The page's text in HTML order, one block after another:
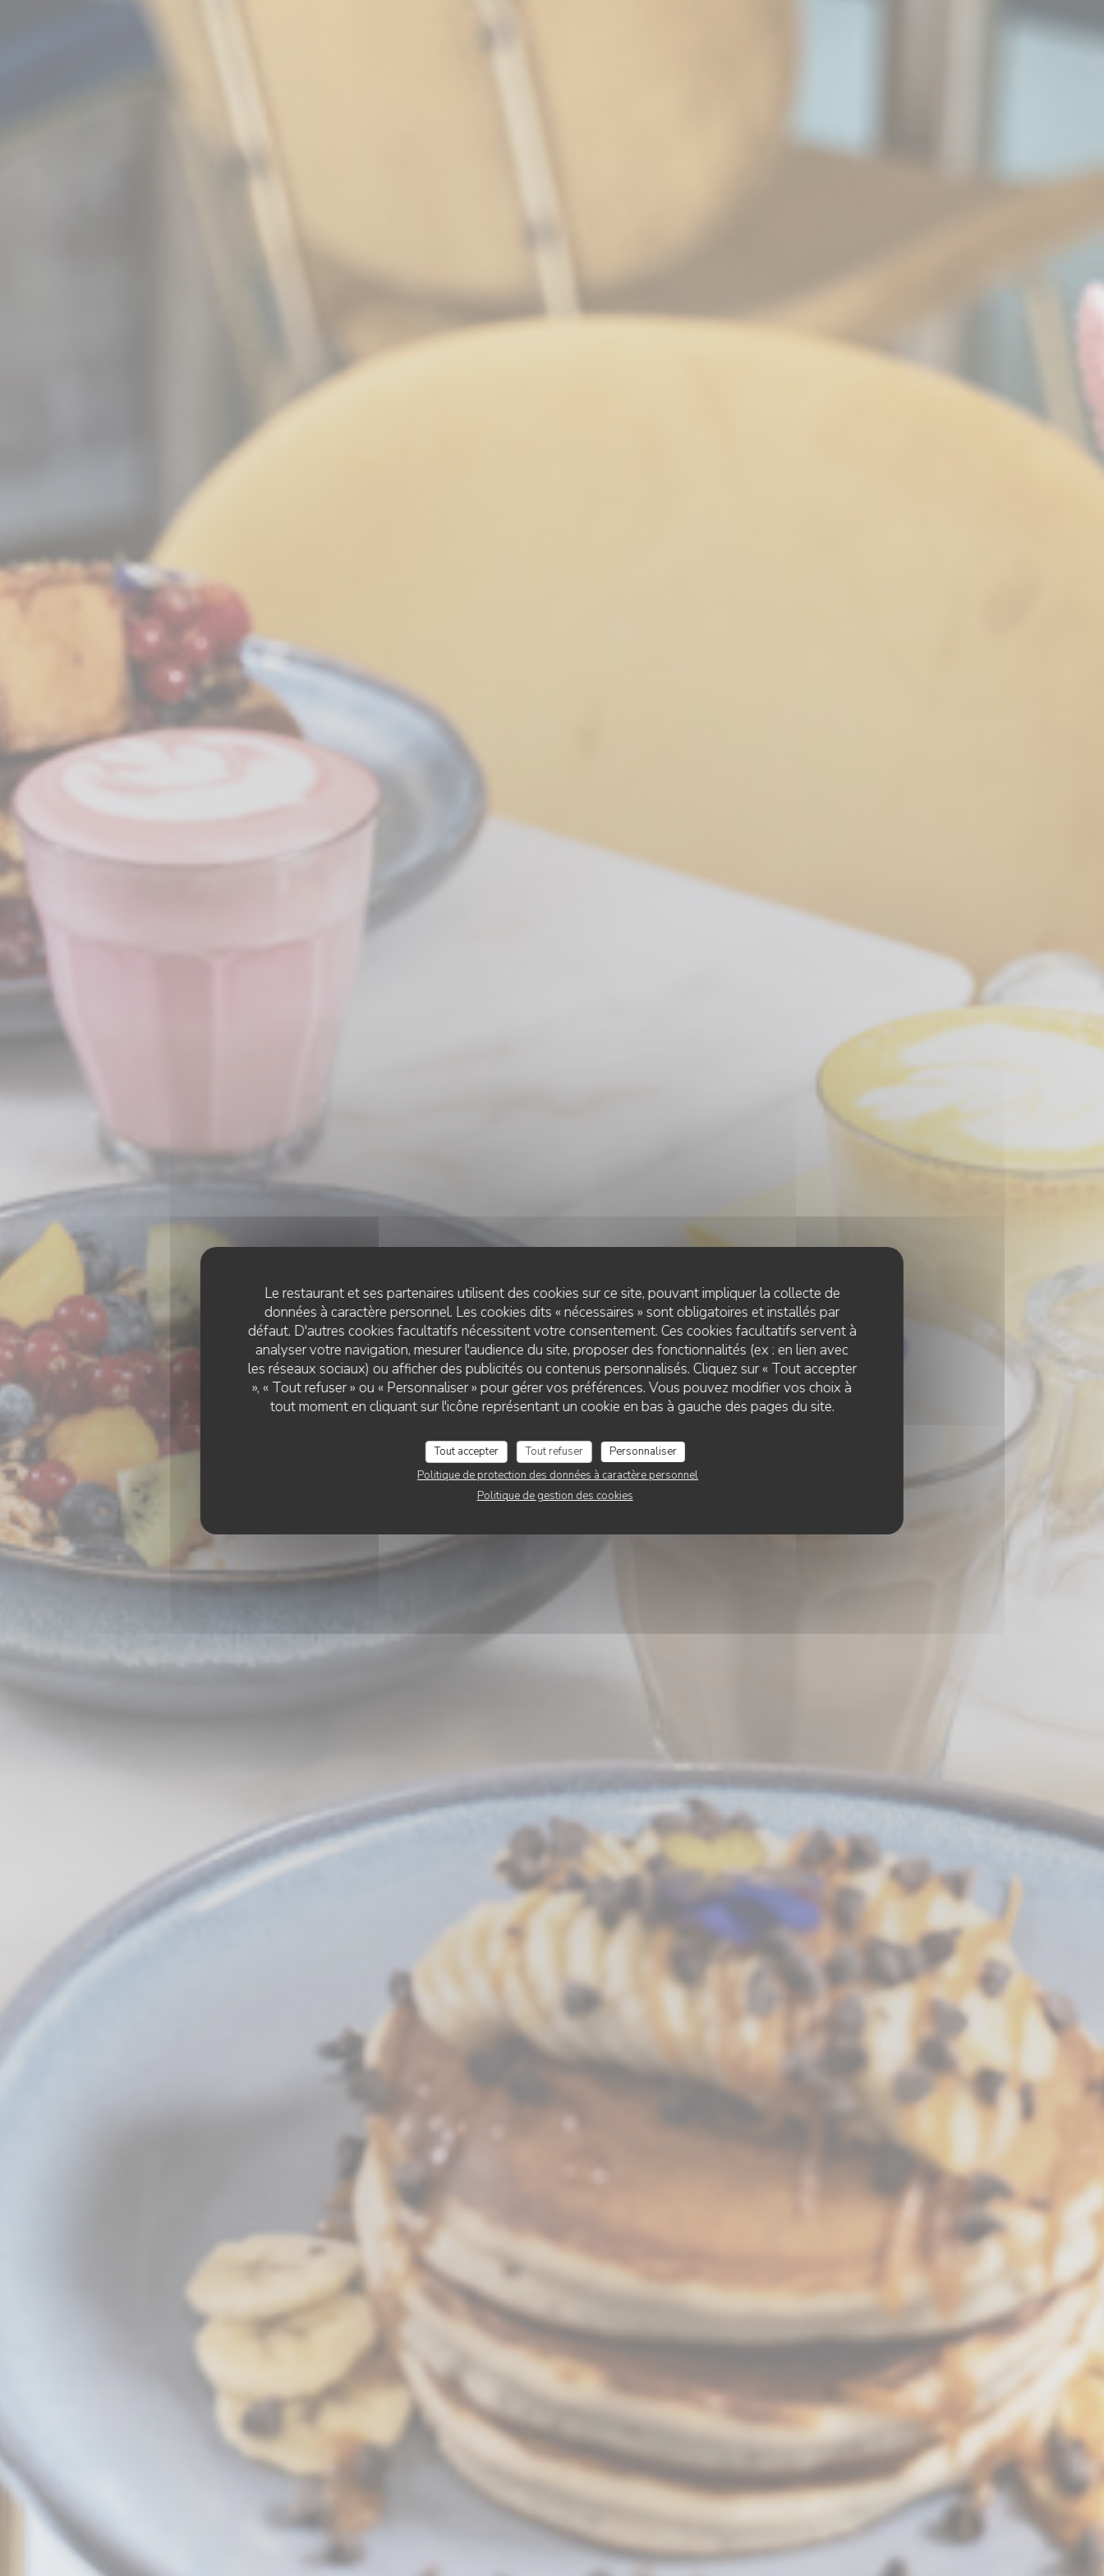
Le restaurant et ses partenaires utilisent des cookies sur ce site, pouvant impliquer la collecte de
données à caractère personnel. Les cookies dits « nécessaires » sont obligatoires et installés par
défaut. D'autres cookies facultatifs nécessitent votre consentement. Ces cookies facultatifs servent à
analyser votre navigation, mesurer l'audience du site, proposer des fonctionnalités (ex : en lien avec
les réseaux sociaux) ou afficher des publicités ou contenus personnalisés. Cliquez sur « Tout accepter
», « Tout refuser » ou « Personnaliser » pour gérer vos préférences. Vous pouvez modifier vos choix à
tout moment en cliquant sur l'icône représentant un cookie en bas à gauche des pages du site.
Tout accepter Tout refuser
Personnaliser
Politique de protection des données à caractère personnel
Politique de gestion des cookies
CAFÉ - RESTAURANT - BRUNCH• PARIS
Le BK restaurant
RÉSERVER
LE BK RESTAURANT